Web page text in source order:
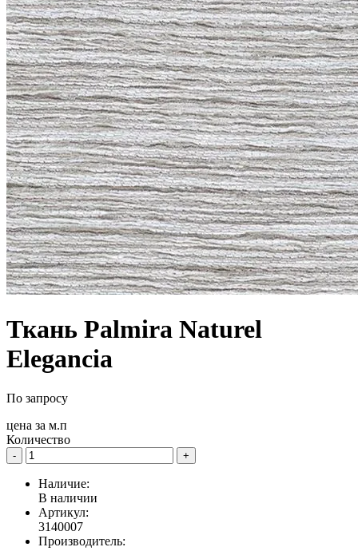
Ткань Palmira Naturel
Elegancia
По запросу
цена за м.п
Количество
- +
Наличие:
В наличии
Артикул:
3140007
Производитель: